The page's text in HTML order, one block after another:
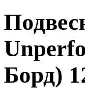
Борд)